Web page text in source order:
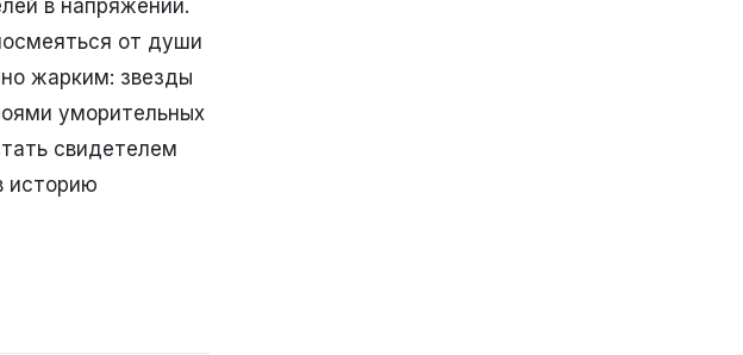
в напряжении.
от души
жарким: звезды
уморительных
свидетелем
историю